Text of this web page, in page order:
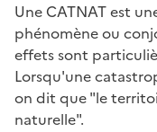
Une CATNAT est
phénomène ou
effets sont
Lorsqu'une
on dit que "le
naturelle".